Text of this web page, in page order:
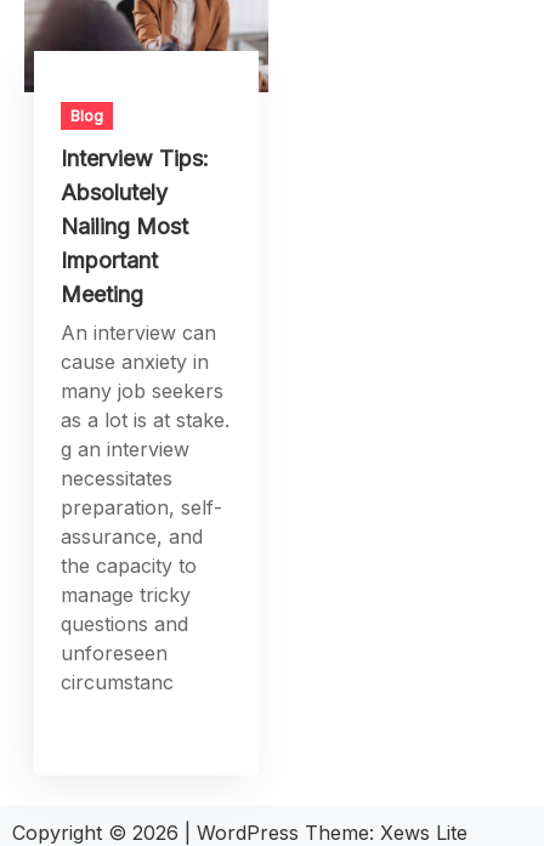
Blog
Interview Tips:
Absolutely
Nailing Most
Important
Meeting
An interview can
cause anxiety in
many job seekers
as a lot is at stake.
g an interview
necessitates
preparation, self-
assurance, and
the capacity to
manage tricky
questions and
unforeseen
circumstanc
Copyright © 2026 WordPress Theme: Xews Lite